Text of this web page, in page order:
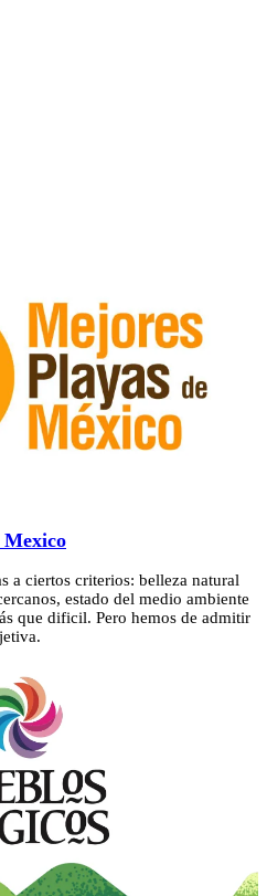
Mexico
a ciertos criterios: belleza natural
estado del medio ambiente
que dificil. Pero hemos de admitir